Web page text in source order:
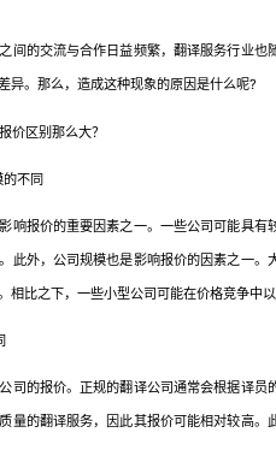
的交流与合作日益频繁，翻译服务行业也
异。那么，造成这种现象的原因是什么呢?
不同
报价的重要因素之一。一些公司可能具有
此外，公司规模也是影响报价的因素之一
相比之下，一些小型公司可能在价格竞争中
的报价。正规的翻译公司通常会根据译员
量的翻译服务，因此其报价可能相对较高